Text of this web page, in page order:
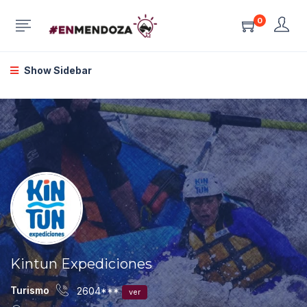
0
Show Sidebar
Kintun Expediciones
Turismo 2604*** ver